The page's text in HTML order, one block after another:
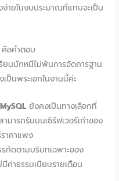
ง่ายในงบประมาณที่แทบจะเป็น
อคำตอบ
รียนมักหนีไม่พ้นการจัดการฐาน
นพระเอกในงานนี้ค่ะ
MySQLยังคงเป็นทางเลือกที่
มารถรันบนเซิร์ฟเวอร์เก่าของ
าคาแพง
ทัดตามบริบทเฉพาะของ
ค่าธรรมเนียมรายเดือน